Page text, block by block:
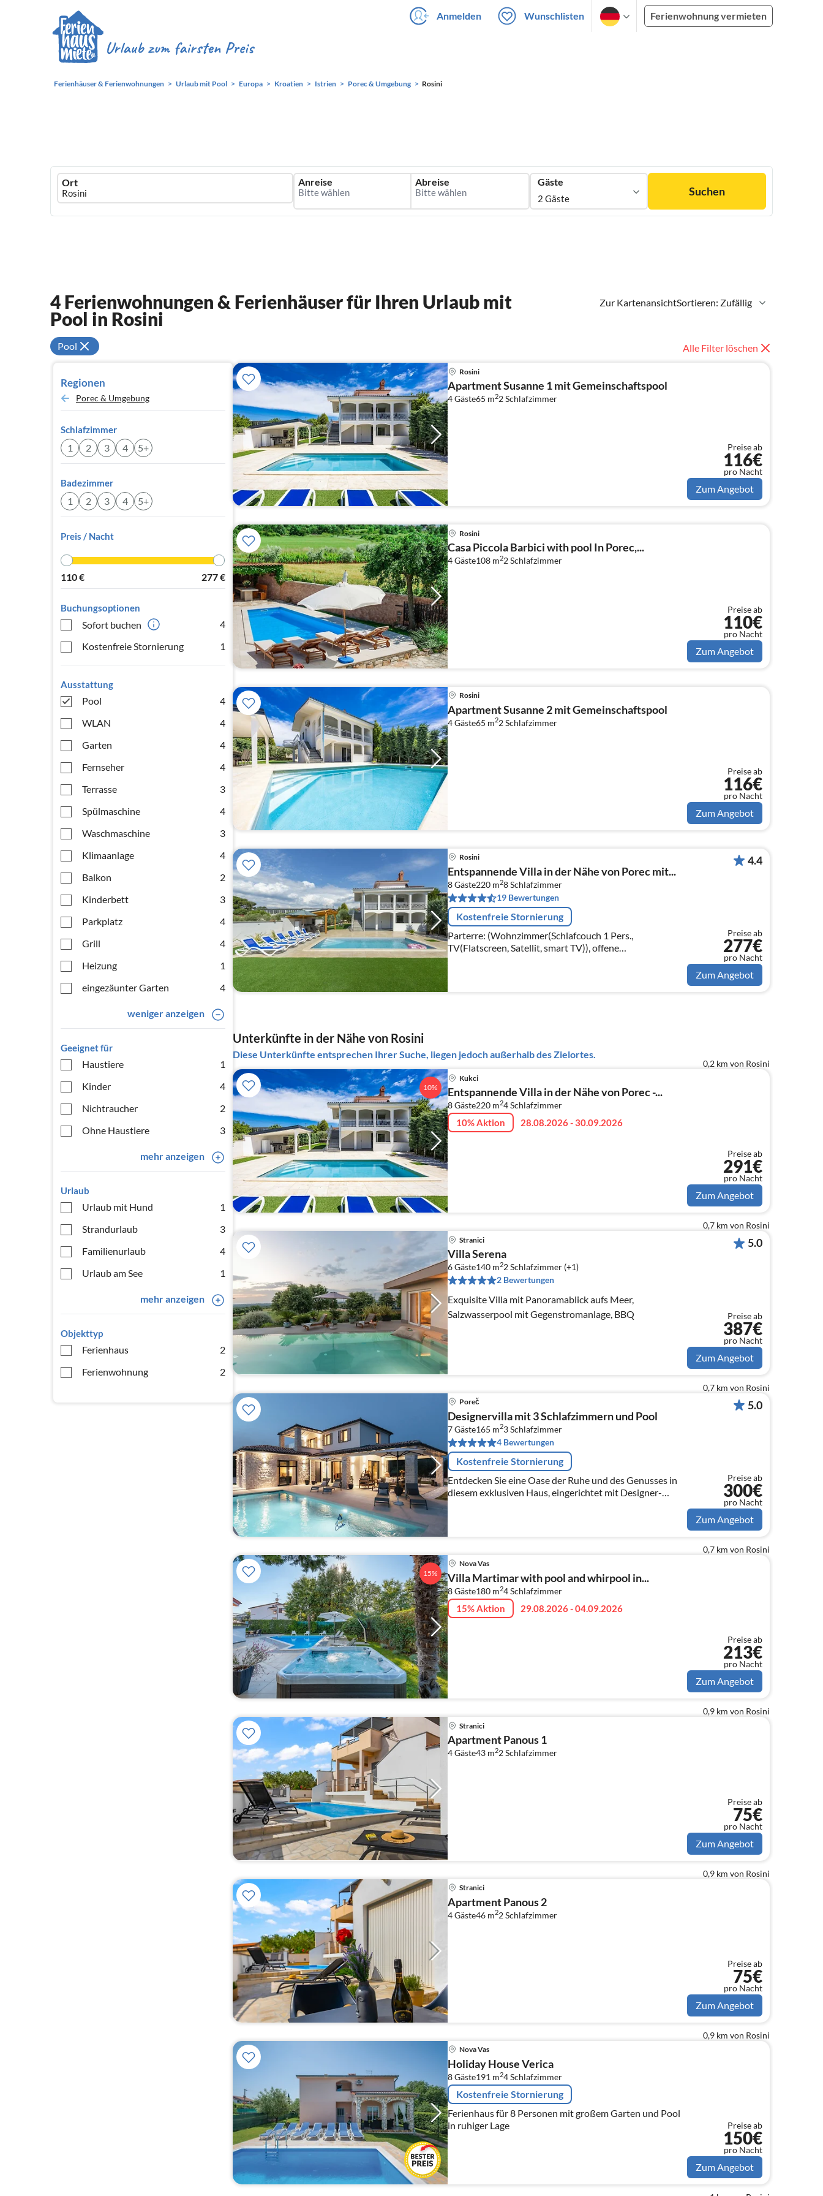
Anmelden Wunschlisten Ferienwohnung vermieten
Ferienhäuser & Ferienwohnungen Urlaub mit Pool Europa Kroatien Istrien Porec & Umgebung Rosini
Ferienhausmiete
logo
Ort Anreise Abreise Gäste
2 Gäste
Suchen
Zur KartenansichtSortieren: Zufällig
4 Ferienwohnungen & Ferienhäuser für Ihren Urlaub mit
Pool in Rosini
Pool Alle Filter löschen
Regionen
Porec & Umgebung
Schlafzimmer
1 2 3 4 5+
Badezimmer
1 2 3 4 5+
Preis / Nacht
110€ 277€
Buchungsoptionen
Sofort buchen
4
Kostenfreie Stornierung
1
Ausstattung
Pool
4
WLAN
4
Garten
4
Fernseher
4
Terrasse
3
Spülmaschine
4
Waschmaschine
3
Klimaanlage
4
Balkon
2
Kinderbett
3
Parkplatz
4
Grill
4
Heizung
1
eingezäunter Garten
4
weniger anzeigen
Geeignet für
Haustiere
1
Kinder
4
Nichtraucher
2
Ohne Haustiere
3
mehr anzeigen
Urlaub
Urlaub mit Hund
1
Strandurlaub
3
Familienurlaub
4
Urlaub am See
1
mehr anzeigen
Objekttyp
Ferienhaus
2
Ferienwohnung
2
Rosini
Apartment Susanne 1 mit Gemeinschaftspool
4 Gäste65 m22Schlafzimmer
Preise ab
116€
pro Nacht
Zum Angebot
Rosini
Casa Piccola Barbici with pool In Porec,...
4 Gäste108 m22Schlafzimmer
Preise ab
110€
pro Nacht
Zum Angebot
Rosini
Apartment Susanne 2 mit Gemeinschaftspool
4 Gäste65 m22Schlafzimmer
Preise ab
116€
pro Nacht
Zum Angebot
Rosini
Entspannende Villa in der Nähe von Porec mit...
8 Gäste220 m28Schlafzimmer
19 Bewertungen
Kostenfreie Stornierung
Parterre: (Wohnzimmer(Schlafcouch 1 Pers.,
TV(Flatscreen, Satellit, smart TV)), offene
Küche(Kochplatte, Wasserkocher, Toaster,
4.4
Preise ab
277€
pro Nacht
Zum Angebot
Unterkünfte in der Nähe von Rosini
Diese Unterkünfte entsprechen Ihrer Suche, liegen jedoch außerhalb des Zielortes.
10%
0,2 km von Rosini
Kukci
Entspannende Villa in der Nähe von Porec -...
8 Gäste220 m24Schlafzimmer
10% Aktion 28.08.2026 - 30.09.2026
Preise ab
291€
pro Nacht
Zum Angebot
0,7 km von Rosini
Stranici
Villa Serena
6 Gäste140 m22Schlafzimmer (+1)
2 Bewertungen
Exquisite Villa mit Panoramablick aufs Meer,
Salzwasserpool mit Gegenstromanlage, BBQ
5.0
Preise ab
387€
pro Nacht
Zum Angebot
0,7 km von Rosini
Poreč
Designervilla mit 3 Schlafzimmern und Pool
7 Gäste165 m23Schlafzimmer
4 Bewertungen
Kostenfreie Stornierung
Entdecken Sie eine Oase der Ruhe und des Genusses in
diesem exklusiven Haus, eingerichtet mit Designer-
Möbeln von renommierten Weltmarken.
5.0
Preise ab
300€
pro Nacht
Zum Angebot
15%
0,7 km von Rosini
Nova Vas
Villa Martimar with pool and whirpool in...
8 Gäste180 m24Schlafzimmer
15% Aktion 29.08.2026 - 04.09.2026
Preise ab
213€
pro Nacht
Zum Angebot
0,9 km von Rosini
Stranici
Apartment Panous 1
4 Gäste43 m22Schlafzimmer
Preise ab
75€
pro Nacht
Zum Angebot
0,9 km von Rosini
Stranici
Apartment Panous 2
4 Gäste46 m22Schlafzimmer
Preise ab
75€
pro Nacht
Zum Angebot
0,9 km von Rosini
Nova Vas
Holiday House Verica
8 Gäste191 m24Schlafzimmer
Kostenfreie Stornierung
Ferienhaus für 8 Personen mit großem Garten und Pool
in ruhiger Lage
Preise ab
150€
pro Nacht
Zum Angebot